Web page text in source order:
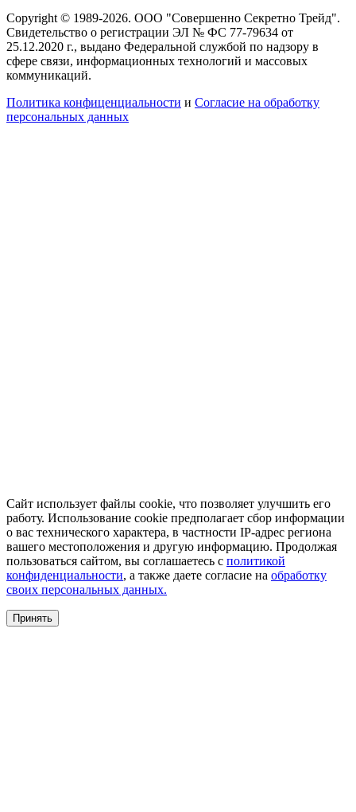
Copyright © 1989-2026. ООО "Совершенно Секретно Трейд".
Свидетельство о регистрации ЭЛ № ФС 77-79634 от
25.12.2020 г., выдано Федеральной службой по надзору в
сфере связи, информационных технологий и массовых
коммуникаций.
Политика конфиценциальности и Согласие на обработку
персональных данных
Сайт использует файлы cookie, что позволяет улучшить его
работу. Использование cookie предполагает сбор информации
о вас технического характера, в частности IP-адрес региона
вашего местоположения и другую информацию. Продолжая
пользоваться сайтом, вы соглашаетесь с политикой
конфиденциальности, а также даете согласие на обработку
своих персональных данных.
Принять